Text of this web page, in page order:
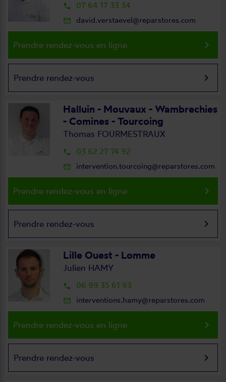
local_phone 07 64 17 33 34
mail_outline david.verstaevel@reparstores.com
Prendre rendez-vous en ligne keyboard_arrow_right
Prendre rendez-vous keyboard_arrow_right
Halluin - Mouvaux - Wambrechies
- Comines - Tourcoing
Thomas FOURMESTRAUX
local_phone 03 62 27 74 92
mail_outline intervention.tourcoing@reparstores.com
Prendre rendez-vous en ligne keyboard_arrow_right
Prendre rendez-vous keyboard_arrow_right
Lille Ouest - Lomme
Julien HAMY
local_phone 06 99 35 61 93
mail_outline interventions.hamy@reparstores.com
Prendre rendez-vous en ligne keyboard_arrow_right
Prendre rendez-vous keyboard_arrow_right